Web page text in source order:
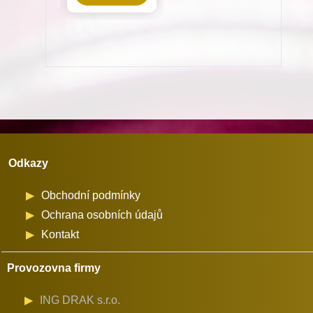
cívky
množství
Odkazy
Obchodní podmínky
Ochrana osobních údajů
Kontakt
Provozovna firmy
ING DRAK s.r.o.